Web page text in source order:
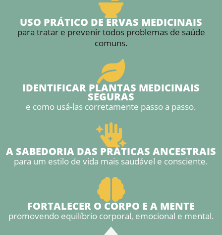
USO PRÁTICO DE ERVAS MEDICINAIS
para tratar e prevenir todos problemas de saúde
comuns.
IDENTIFICAR PLANTAS MEDICINAIS
SEGURAS
e como usá-las corretamente passo a passo.
A SABEDORIA DAS PRÁTICAS ANCESTRAIS
para um estilo de vida mais saudável e consciente.
FORTALECER O CORPO E A MENTE
promovendo equilíbrio corporal, emocional e mental.